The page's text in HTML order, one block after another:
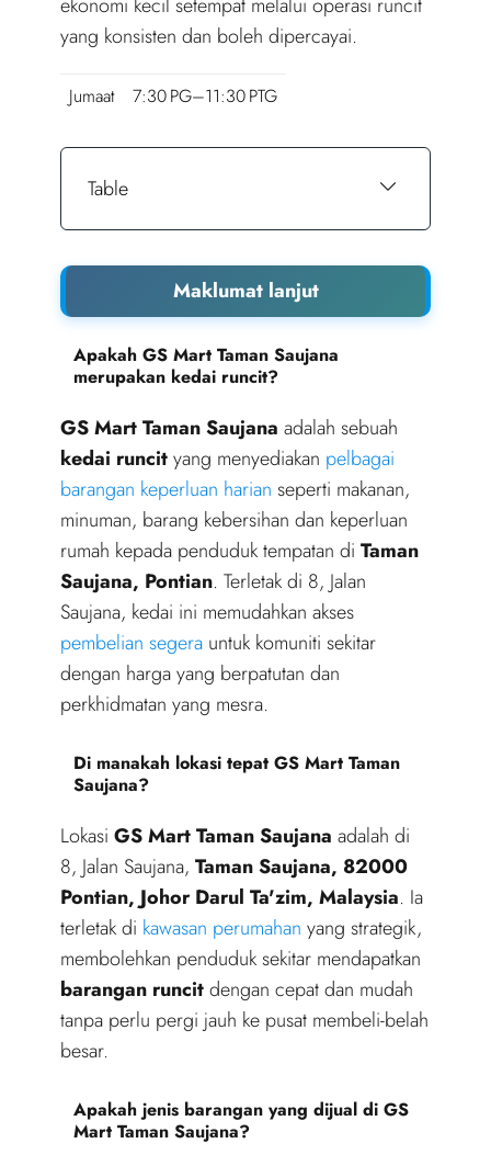
yang konsisten dan boleh dipercayai.
Jumaat 7:30 PG–11:30 PTG
Table
Maklumat lanjut
Apakah GS Mart Taman Saujana
merupakan kedai runcit?
GS Mart Taman Saujana adalah sebuah
kedai runcityang menyediakan pelbagai
barangan keperluan harian seperti makanan,
minuman, barang kebersihan dan keperluan
rumah kepada penduduk tempatan di Taman
Saujana, Pontian. Terletak di 8, Jalan
Saujana, kedai ini memudahkan akses
pembelian segera untuk komuniti sekitar
dengan harga yang berpatutan dan
perkhidmatan yang mesra.
Di manakah lokasi tepat GS Mart Taman
Saujana?
Lokasi GS Mart Taman Saujana adalah di
8, Jalan Saujana, Taman Saujana, 82000
Pontian, Johor Darul Ta'zim, Malaysia. Ia
terletak di kawasan perumahan yang strategik,
membolehkan penduduk sekitar mendapatkan
barangan runcitdengan cepat dan mudah
tanpa perlu pergi jauh ke pusat membeli-belah
besar.
Apakah jenis barangan yang dijual di GS
Mart Taman Saujana?